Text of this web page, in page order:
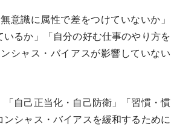
意識に属性で差をつけていないか」
いるか」「自分の好む仕事のやり方を
シャス・バイアスが影響していない
自己正当化・自己防衛」「習慣・慣
シャス・バイアスを緩和するために